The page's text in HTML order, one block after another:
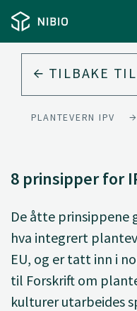
TILBAKE TIL
PLANTEVERN IPV
8 prinsipper for
De åtte prinsippene
hva integrert
EU, og er tatt inn i
til Forskrift om
kulturer utarbeides